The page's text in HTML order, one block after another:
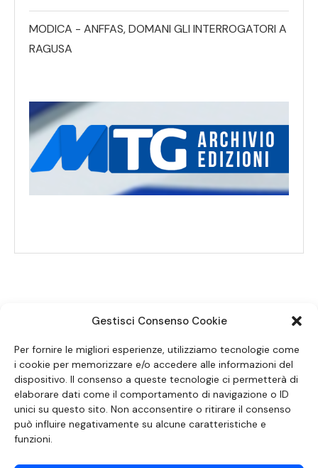
Gestisci Consenso Cookie
Per fornire le migliori esperienze, utilizziamo tecnologie come
i cookie per memorizzare e/o accedere alle informazioni del
dispositivo. Il consenso a queste tecnologie ci permetterà di
elaborare dati come il comportamento di navigazione o ID
unici su questo sito. Non acconsentire o ritirare il consenso
può influire negativamente su alcune caratteristiche e
funzioni.
MODICA - ANFFAS, DOMANI GLI INTERROGATORI A
RAGUSA
SEGUICI SUI SOCIAL